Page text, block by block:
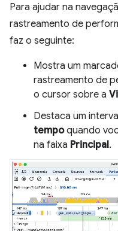
Para ajudar na
rastreamento de
faz o seguinte:
Mostra um
rastreamento de
o cursor sobre a
Destaca um
tempoquando
na faixa Principal.